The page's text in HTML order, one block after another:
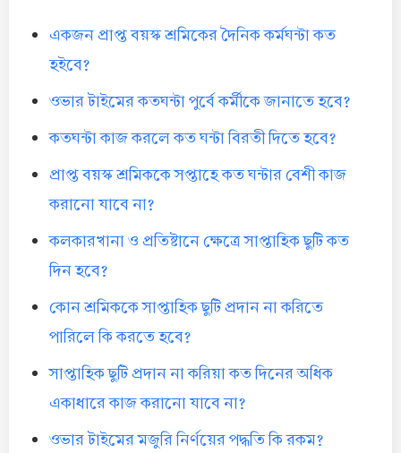
একজন প্রাপ্ত বয়স্ক শ্রমিকের দৈনিক কর্মঘন্টা কত
হইবে?
ওভার টাইমের কতঘন্টা পুর্বে কর্মীকে জানাতে হবে?
কতঘন্টা কাজ করলে কত ঘন্টা বিরতী দিতে হবে?
প্রাপ্ত বয়স্ক শ্রমিককে সপ্তাহে কত ঘন্টার বেশী কাজ
করানো যাবে না?
কলকারখানা ও প্রতিষ্টানে ক্ষেত্রে সাপ্তাহিক ছুটি কত
দিন হবে?
কোন শ্রমিককে সাপ্তাহিক ছুটি প্রদান না করিতে
পারিলে কি করতে হবে?
সাপ্তাহিক ছুটি প্রদান না করিয়া কত দিনের অধিক
একাধারে কাজ করানো যাবে না?
ওভার টাইমের মজুরি নির্ণয়ের পদ্ধতি কি রকম?